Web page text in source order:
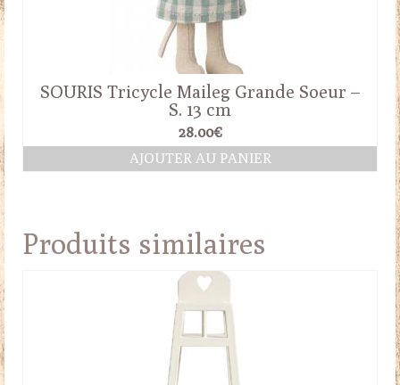
SOURIS Tricycle Maileg Grande Soeur –
S. 13 cm
28.00€
AJOUTER AU PANIER
Produits similaires